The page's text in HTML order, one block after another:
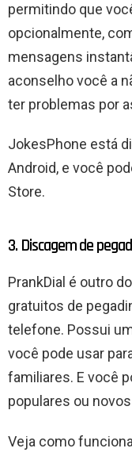
permitindo que
opcionalmente,
mensagens
aconselho você a
ter problemas por
JokesPhone está
Android, e você
Store.
3. Discagem de
PrankDial é outro
gratuitos de
telefone. Possui
você pode usar
familiares. E você
populares ou
Veja como